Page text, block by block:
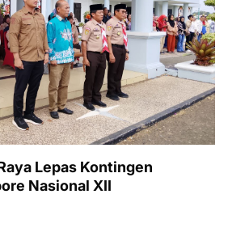
Lepas Kontingen
Nasional XII